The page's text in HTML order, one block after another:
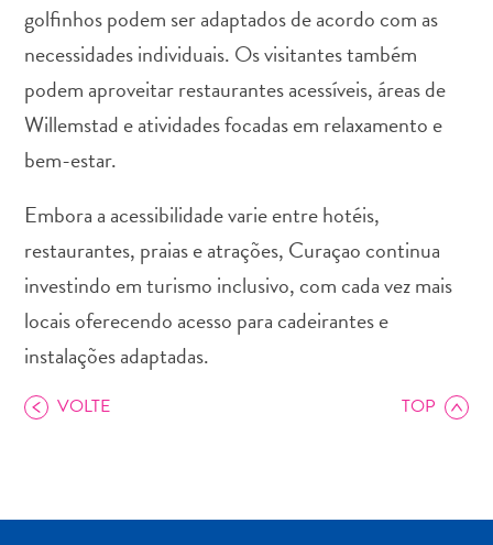
e
Entretenimento
Operadores
de
Pontos
e
Monumentos
Praias
Bares
de
golfinhos podem ser adaptados de acordo com as
necessidades individuais. Os visitantes também
podem aproveitar restaurantes acessíveis, áreas de
Willemstad e atividades focadas em relaxamento e
bem-estar.
Embora a acessibilidade varie entre hotéis,
restaurantes, praias e atrações, Curaçao continua
investindo em turismo inclusivo, com cada vez mais
locais oferecendo acesso para cadeirantes e
instalações adaptadas.
TOP
VOLTE